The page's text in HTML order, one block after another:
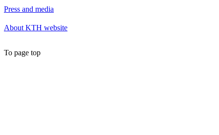
Press and media
About KTH website
To page top